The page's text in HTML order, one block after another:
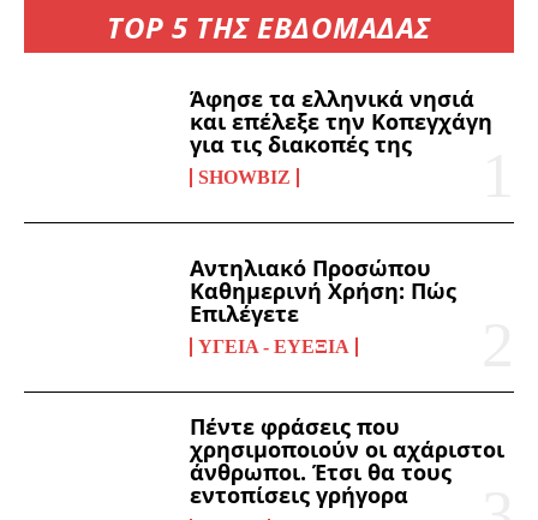
TOP 5 ΤΗΣ ΕΒΔΟΜΑΔΑΣ
Άφησε τα ελληνικά νησιά
και επέλεξε την Κοπεγχάγη
για τις διακοπές της
SHOWBIZ
Αντηλιακό Προσώπου
Καθημερινή Χρήση: Πώς
Επιλέγετε
ΥΓΕΊΑ - ΕΥΕΞΊΑ
Πέντε φράσεις που
χρησιμοποιούν οι αχάριστοι
άνθρωποι. Έτσι θα τους
εντοπίσεις γρήγορα